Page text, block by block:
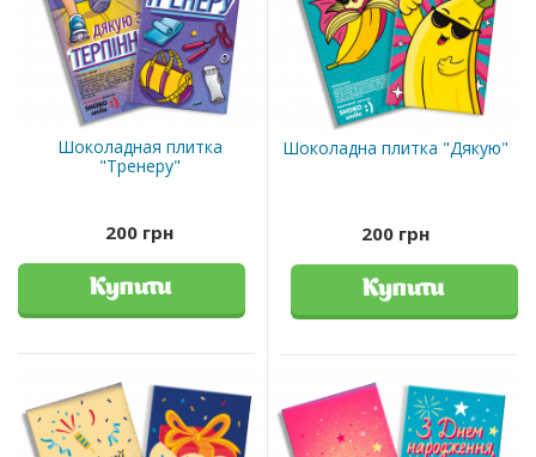
Шоколадная плитка
"Тренеру"
200 грн
Купити
Шоколадна плитка "Дякую"
200 грн
Купити